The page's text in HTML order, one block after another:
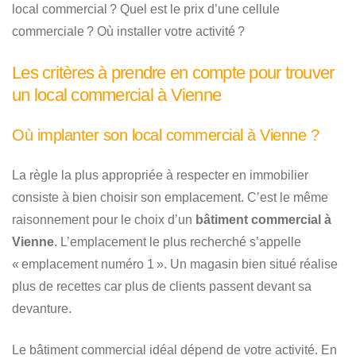
local commercial ? Quel est le prix d’une cellule
commerciale ? Où installer votre activité ?
Les critères à prendre en compte pour trouver
un local commercial à Vienne
Où implanter son local commercial à Vienne ?
La règle la plus appropriée à respecter en immobilier
consiste à bien choisir son emplacement. C’est le même
raisonnement pour le choix d’un bâtiment commercial à
Vienne. L’emplacement le plus recherché s’appelle
« emplacement numéro 1 ». Un magasin bien situé réalise
plus de recettes car plus de clients passent devant sa
devanture.
Le bâtiment commercial idéal dépend de votre activité. En